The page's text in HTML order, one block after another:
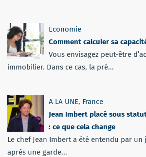
Economie
Comment calculer sa
Vous envisagez peut-être
immobilier. Dans ce cas, la pré...
A LA UNE, France
Jean Imbert placé sous
: ce que cela change
Le chef Jean Imbert a été entendu par
après une garde...